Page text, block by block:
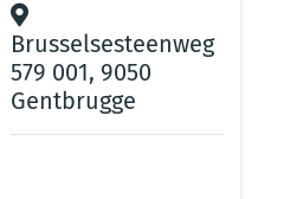
Brusselsesteenweg
579 001, 9050
Gentbrugge